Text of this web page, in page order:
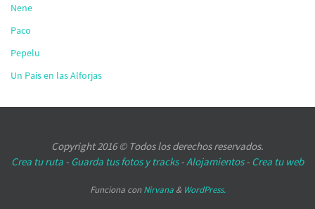
Nene
Paco
Pepelu
Un País en las Alforjas
Copyright 2016 © Todos los derechos reservados.
Crea tu ruta - Guarda tus fotos y tracks- Alojamientos- Crea tu web
Funciona con Nirvana& WordPress.